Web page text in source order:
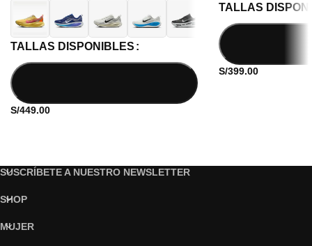
TALLAS DISPONIBLES
S/449.00
TALLAS
S/399.00
SUSCRÍBETE A NUESTRO NEWSLETTER
SHOP
MUJER